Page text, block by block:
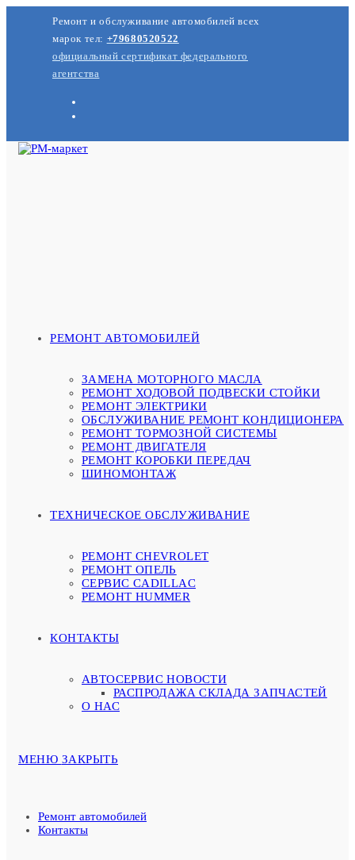
содержимому
Ремонт и обслуживание автомобилей всех
марок тел: +79680520522
официальный сертификат федерального
агентства
РЕМОНТ АВТОМОБИЛЕЙ
ЗАМЕНА МОТОРНОГО МАСЛА
РЕМОНТ ХОДОВОЙ ПОДВЕСКИ СТОЙКИ
РЕМОНТ ЭЛЕКТРИКИ
ОБСЛУЖИВАНИЕ РЕМОНТ КОНДИЦИОНЕРА
РЕМОНТ ТОРМОЗНОЙ СИСТЕМЫ
РЕМОНТ ДВИГАТЕЛЯ
РЕМОНТ КОРОБКИ ПЕРЕДАЧ
ШИНОМОНТАЖ
ТЕХНИЧЕСКОЕ ОБСЛУЖИВАНИЕ
РЕМОНТ CHEVROLET
РЕМОНТ ОПЕЛЬ
СЕРВИС CADILLAC
РЕМОНТ HUMMER
КОНТАКТЫ
АВТОСЕРВИС НОВОСТИ
РАСПРОДАЖА СКЛАДА ЗАПЧАСТЕЙ
О НАС
МЕНЮ ЗАКРЫТЬ
Ремонт автомобилей
Контакты